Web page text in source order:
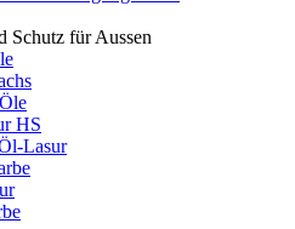
Schutz für Aussen
HS
Lasur